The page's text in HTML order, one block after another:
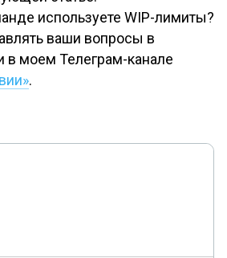
используете WIP-лимиты?
ваши вопросы в
в моем Телеграм-канале
.